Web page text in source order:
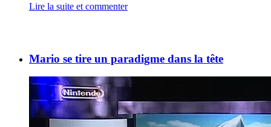
Lire la suite et commenter
Mario se tire un paradigme dans la tête